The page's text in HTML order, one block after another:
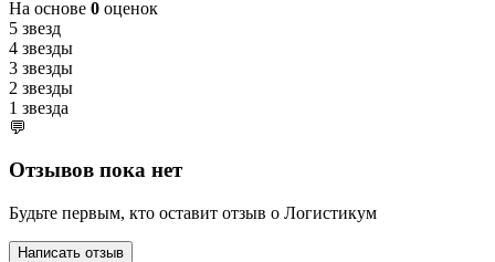
На основе 0 оценок
5 звезд
4 звезды
3 звезды
2 звезды
1 звезда
💬
Отзывов пока нет
Будьте первым, кто оставит отзыв о Логистикум
Написать отзыв